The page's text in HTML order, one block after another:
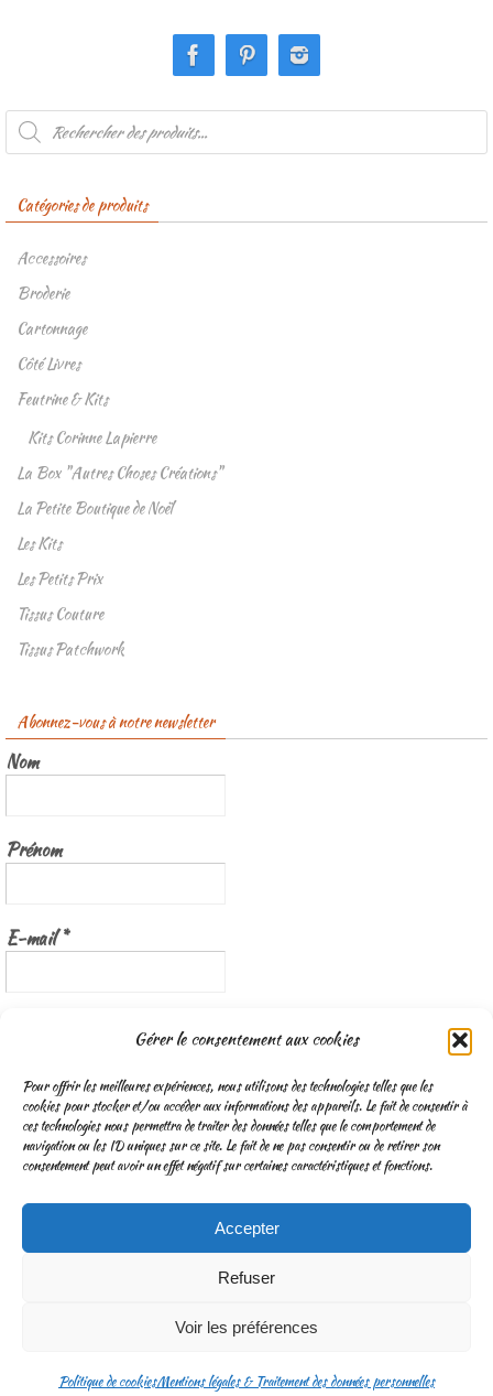
Gérer le consentement aux cookies
Pour offrir les meilleures expériences, nous utilisons des technologies telles que les
cookies pour stocker et/ou accéder aux informations des appareils. Le fait de consentir à
ces technologies nous permettra de traiter des données telles que le comportement de
navigation ou les ID uniques sur ce site. Le fait de ne pas consentir ou de retirer son
consentement peut avoir un effet négatif sur certaines caractéristiques et fonctions.
Accepter
Refuser
Voir les préférences
Politique de cookiesMentions légales & Traitement des données personnelles
Recherche
produits
Catégories de produits
Accessoires
Broderie
Cartonnage
Côté Livres
Feutrine & Kits
Kits Corinne Lapierre
La Box "Autres Choses Créations"
La Petite Boutique de Noël
Les Kits
Les Petits Prix
Tissus Couture
Tissus Patchwork
Abonnez-vous à notre newsletter
Nom
Prénom
E-mail*
Nous gardons vos données privées et ne les partageons qu’avec les
tierces parties qui rendent ce service possible.Lisez notre politique de
confidentialité
CGV
Mentions légales & Traitement des données personnelles